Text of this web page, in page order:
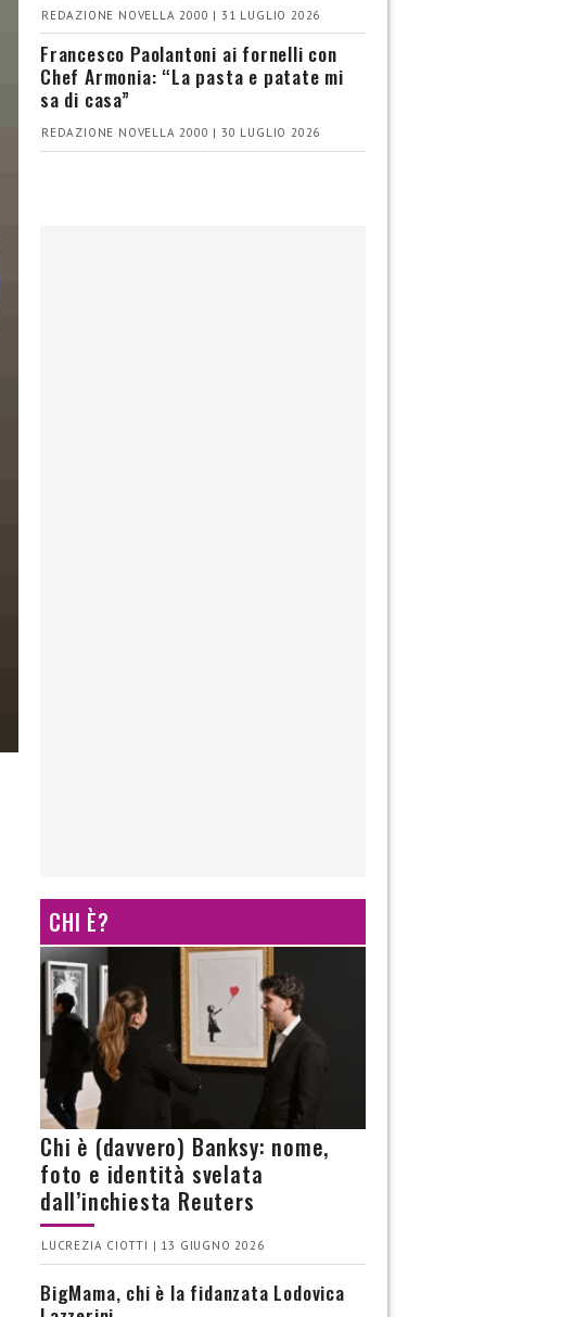
REDAZIONE NOVELLA 2000 | 31 LUGLIO 2026
Francesco Paolantoni ai fornelli con
Chef Armonia: “La pasta e patate mi
sa di casa”
REDAZIONE NOVELLA 2000 | 30 LUGLIO 2026
CHI È?
Chi è (davvero) Banksy: nome,
foto e identità svelata
dall’inchiesta Reuters
LUCREZIA CIOTTI | 13 GIUGNO 2026
BigMama, chi è la fidanzata Lodovica